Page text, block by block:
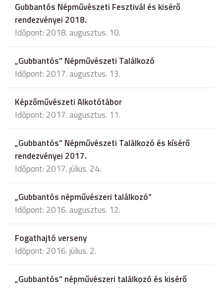
Gubbantós Népművészeti Fesztivál és kisérő
rendezvényei 2018.
Időpont: 2018. augusztus. 10.
„Gubbantós” Népművészeti Találkozó
Időpont: 2017. augusztus. 13.
Képzőművészeti Alkotótábor
Időpont: 2017. augusztus. 11.
„Gubbantós” Népművészeti Találkozó és kísérő
rendezvényei 2017.
Időpont: 2017. július. 24.
„Gubbantós népművészeri találkozó”
Időpont: 2016. augusztus. 12.
Fogathajtó verseny
Időpont: 2016. július. 2.
„Gubbantós” népművészeri találkozó és kisérő